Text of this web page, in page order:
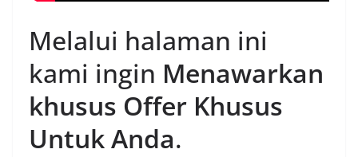
Melalui halaman ini
kami ingin Menawarkan
khusus Offer Khusus
Untuk Anda.